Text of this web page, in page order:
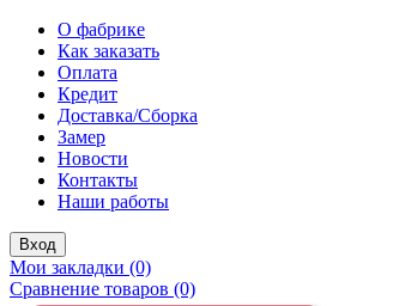
О фабрике
Как заказать
Оплата
Кредит
Доставка/Сборка
Замер
Новости
Контакты
Наши работы
Вход
Мои закладки (0)
Сравнение товаров (0)